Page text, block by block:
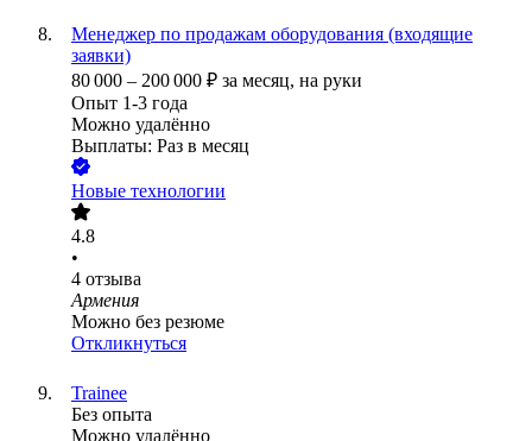
Менеджер по продажам оборудования (входящие
заявки)
80 000 – 200 000 ₽ за месяц, на руки
Опыт 1-3 года
Можно удалённо
Выплаты: Раз в месяц
Новые технологии
4.8
•
4 отзыва
Армения
Можно без резюме
Откликнуться
Trainee
Без опыта
Можно удалённо